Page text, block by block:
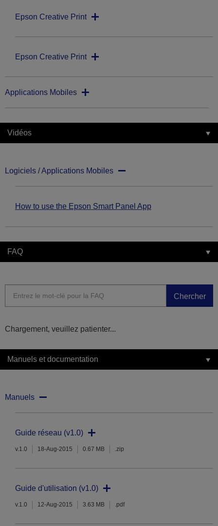
Epson Creative Print
Epson Creative Print
Applications Mobiles
Vidéos
Logiciels / Applications Mobiles
How to use the Epson Smart Panel App
FAQ
Chercher
Chargement, veuillez patienter...
Manuels et documentation
Manuels
Guide réseau (v1.0)
v.1.0 18-Aug-2015 0.67 MB .zip
Guide d'utilisation (v1.0)
v.1.0 12-Aug-2015 3.63 MB .pdf